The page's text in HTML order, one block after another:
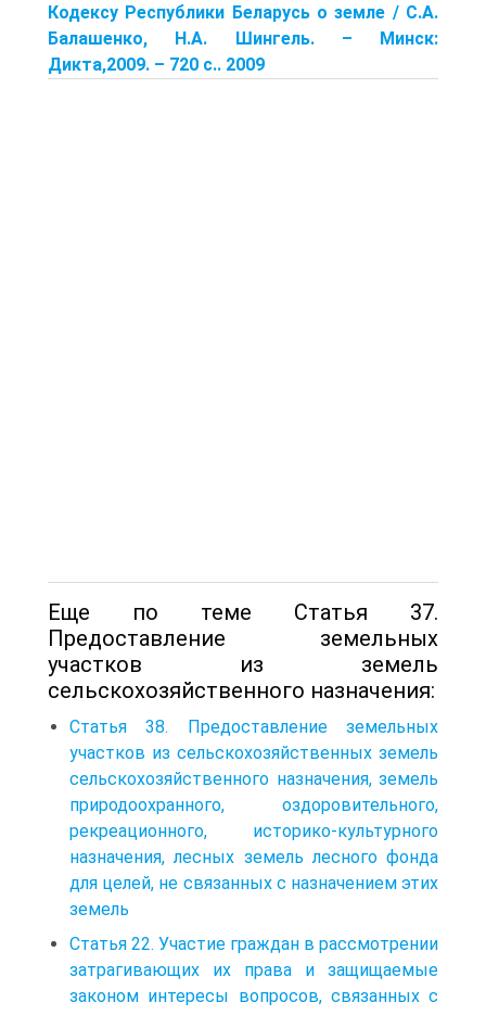
Кодексу Республики Беларусь о земле / С.А.
Балашенко, Н.А. Шингель. – Минск:
Дикта,2009. – 720 с.. 2009
Еще по теме Статья 37.
Предоставление земельных
участков из земель
сельскохозяйственного назначения:
Статья 38. Предоставление земельных
участков из сельскохозяйственных земель
сельскохозяйственного назначения, земель
природоохранного, оздоровительного,
рекреационного, историко-культурного
назначения, лесных земель лесного фонда
для целей, не связанных с назначением этих
земель
Статья 22. Участие граждан в рассмотрении
затрагивающих их права и защищаемые
законом интересы вопросов, связанных с